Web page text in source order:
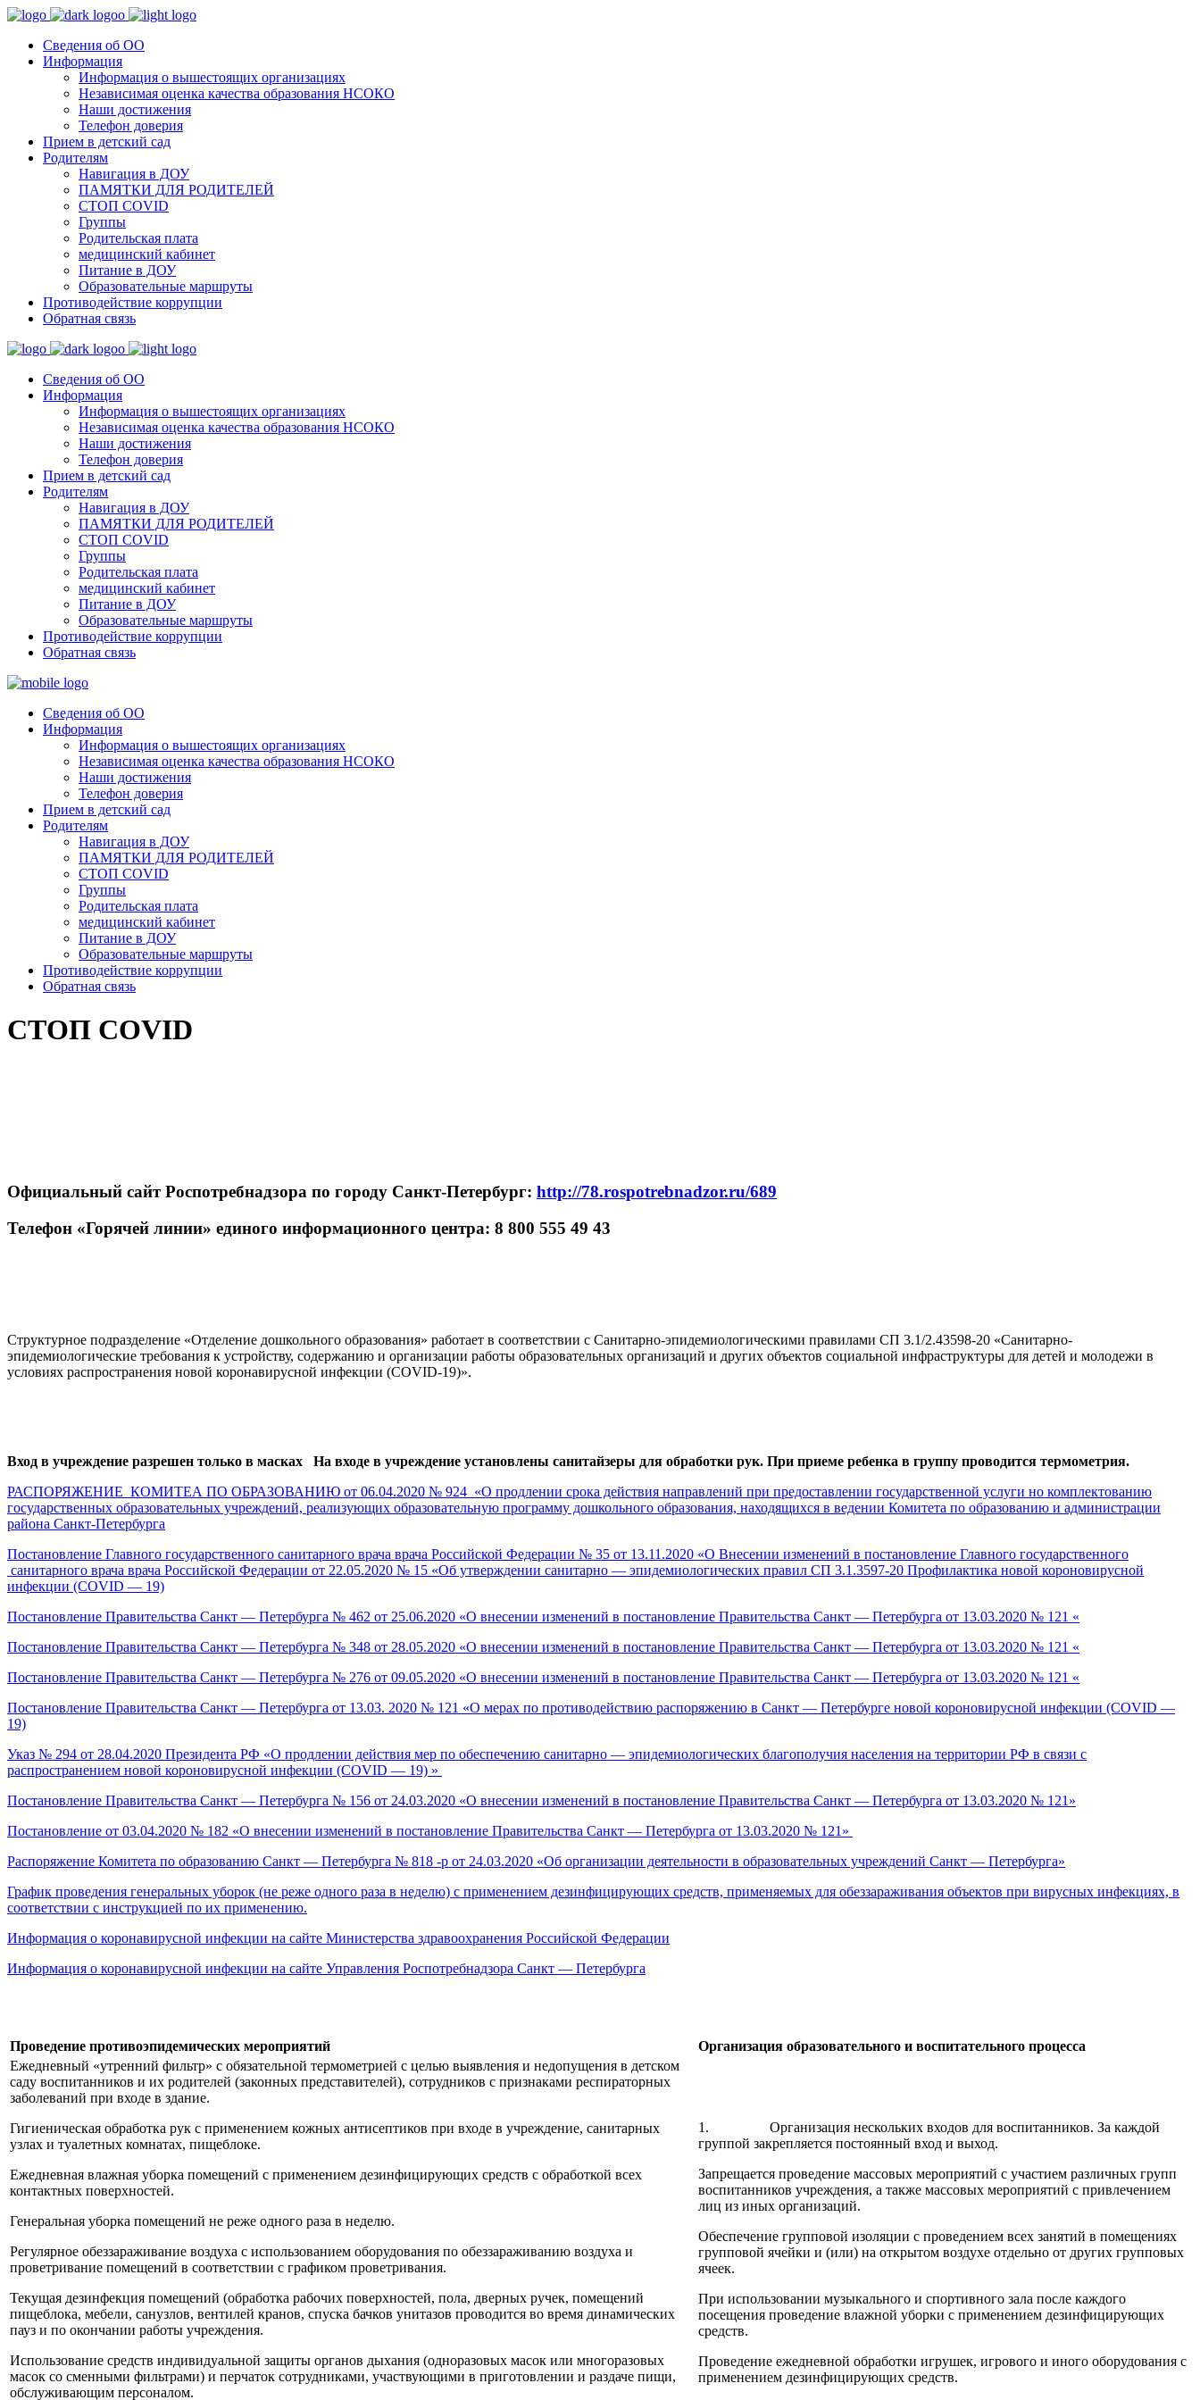
Сведения об ОО
Информация
Информация о вышестоящих организациях
Независимая оценка качества образования НСОКО
Наши достижения
Телефон доверия
Прием в детский сад
Родителям
Навигация в ДОУ
ПАМЯТКИ ДЛЯ РОДИТЕЛЕЙ
СТОП COVID
Группы
Родительская плата
медицинский кабинет
Питание в ДОУ
Образовательные маршруты
Противодействие коррупции
Обратная связь
Сведения об ОО
Информация
Информация о вышестоящих организациях
Независимая оценка качества образования НСОКО
Наши достижения
Телефон доверия
Прием в детский сад
Родителям
Навигация в ДОУ
ПАМЯТКИ ДЛЯ РОДИТЕЛЕЙ
СТОП COVID
Группы
Родительская плата
медицинский кабинет
Питание в ДОУ
Образовательные маршруты
Противодействие коррупции
Обратная связь
Сведения об ОО
Информация
Информация о вышестоящих организациях
Независимая оценка качества образования НСОКО
Наши достижения
Телефон доверия
Прием в детский сад
Родителям
Навигация в ДОУ
ПАМЯТКИ ДЛЯ РОДИТЕЛЕЙ
СТОП COVID
Группы
Родительская плата
медицинский кабинет
Питание в ДОУ
Образовательные маршруты
Противодействие коррупции
Обратная связь
СТОП COVID
Официальный сайт Роспотребнадзора по городу Санкт-Петербург: http://78.rospotrebnadzor.ru/689
Телефон «Горячей линии» единого информационного центра: 8 800 555 49 43
Структурное подразделение «Отделение дошкольного образования» работает в соответствии с Санитарно-эпидемиологическими правилами СП 3.1/2.43598-20 «Санитарно-
эпидемиологические требования к устройству, содержанию и организации работы образовательных организаций и других объектов социальной инфраструктуры для детей и молодежи в
условиях распространения новой коронавирусной инфекции (COVID-19)».
Вход в учреждение разрешен только в масках На входе в учреждение установлены санитайзеры для обработки рук. При приеме ребенка в группу проводится термометрия.
РАСПОРЯЖЕНИЕ КОМИТЕА ПО ОБРАЗОВАНИЮ от 06.04.2020 № 924 «О продлении срока действия направлений при предоставлении государственной услуги но комплектованию
государственных образовательных учреждений, реализующих образовательную программу дошкольного образования, находящихся в ведении Комитета по образованию и администрации
района Санкт-Петербурга
Постановление Главного государственного санитарного врача врача Российской Федерации № 35 от 13.11.2020 «О Внесении изменений в постановление Главного государственного
санитарного врача врача Российской Федерации от 22.05.2020 № 15 «Об утверждении санитарно — эпидемиологических правил СП 3.1.3597-20 Профилактика новой короновирусной
инфекции (COVID — 19)
Постановление Правительства Санкт — Петербурга № 462 от 25.06.2020 «О внесении изменений в постановление Правительства Санкт — Петербурга от 13.03.2020 № 121 «
Постановление Правительства Санкт — Петербурга № 348 от 28.05.2020 «О внесении изменений в постановление Правительства Санкт — Петербурга от 13.03.2020 № 121 «
Постановление Правительства Санкт — Петербурга № 276 от 09.05.2020 «О внесении изменений в постановление Правительства Санкт — Петербурга от 13.03.2020 № 121 «
Постановление Правительства Санкт — Петербурга от 13.03. 2020 № 121 «О мерах по противодействию распоряжению в Санкт — Петербурге новой короновирусной инфекции (COVID —
19)
Указ № 294 от 28.04.2020 Президента РФ «О продлении действия мер по обеспечению санитарно — эпидемиологических благополучия населения на территории РФ в связи с
распространением новой короновирусной инфекции (COVID — 19) »
Постановление Правительства Санкт — Петербурга № 156 от 24.03.2020 «О внесении изменений в постановление Правительства Санкт — Петербурга от 13.03.2020 № 121»
Постановление от 03.04.2020 № 182 «О внесении изменений в постановление Правительства Санкт — Петербурга от 13.03.2020 № 121»
Распоряжение Комитета по образованию Санкт — Петербурга № 818 -р от 24.03.2020 «Об организации деятельности в образовательных учреждений Санкт — Петербурга»
График проведения генеральных уборок (не реже одного раза в неделю) с применением дезинфицирующих средств, применяемых для обеззараживания объектов при вирусных инфекциях, в
соответствии с инструкцией по их применению.
Информация о коронавирусной инфекции на сайте Министерства здравоохранения Российской Федерации
Информация о коронавирусной инфекции на сайте Управления Роспотребнадзора Санкт — Петербурга
Проведение противоэпидемических мероприятий
Организация образовательного и воспитательного процесса
Ежедневный «утренний фильтр» с обязательной термометрией с целью выявления и недопущения в детском
саду воспитанников и их родителей (законных представителей), сотрудников с признаками респираторных
заболеваний при входе в здание.
Гигиеническая обработка рук с применением кожных антисептиков при входе в учреждение, санитарных
узлах и туалетных комнатах, пищеблоке.
Ежедневная влажная уборка помещений с применением дезинфицирующих средств с обработкой всех
контактных поверхностей.
Генеральная уборка помещений не реже одного раза в неделю.
Регулярное обеззараживание воздуха с использованием оборудования по обеззараживанию воздуха и
проветривание помещений в соответствии с графиком проветривания.
Текущая дезинфекция помещений (обработка рабочих поверхностей, пола, дверных ручек, помещений
пищеблока, мебели, санузлов, вентилей кранов, спуска бачков унитазов проводится во время динамических
пауз и по окончании работы учреждения.
Использование средств индивидуальной защиты органов дыхания (одноразовых масок или многоразовых
масок со сменными фильтрами) и перчаток сотрудниками, участвующими в приготовлении и раздаче пищи,
обслуживающим персоналом.
1. Организация нескольких входов для воспитанников. За каждой
группой закрепляется постоянный вход и выход.
Запрещается проведение массовых мероприятий с участием различных групп
воспитанников учреждения, а также массовых мероприятий с привлечением
лиц из иных организаций.
Обеспечение групповой изоляции с проведением всех занятий в помещениях
групповой ячейки и (или) на открытом воздухе отдельно от других групповых
ячеек.
При использовании музыкального и спортивного зала после каждого
посещения проведение влажной уборки с применением дезинфицирующих
средств.
Проведение ежедневной обработки игрушек, игрового и иного оборудования с
применением дезинфицирующих средств.